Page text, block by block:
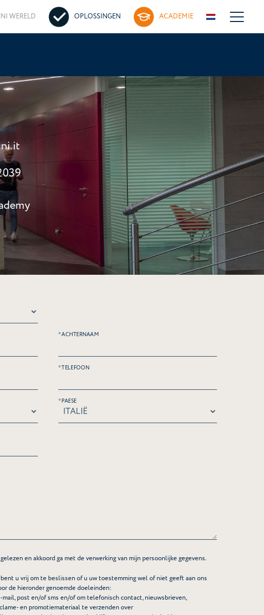
WERELD OPLOSSINGEN ACADEMIE
* ACHTERNAAM
* TELEFOON
* PAESE
en akkoord ga met de verwerking van mijn persoonlijke gegevens.
u vrij om te beslissen of u uw toestemming wel of niet geeft aan ons
de hieronder genoemde doeleinden:
post en/of sms en/of om telefonisch contact, nieuwsbrieven,
en promotiemateriaal te verzenden over